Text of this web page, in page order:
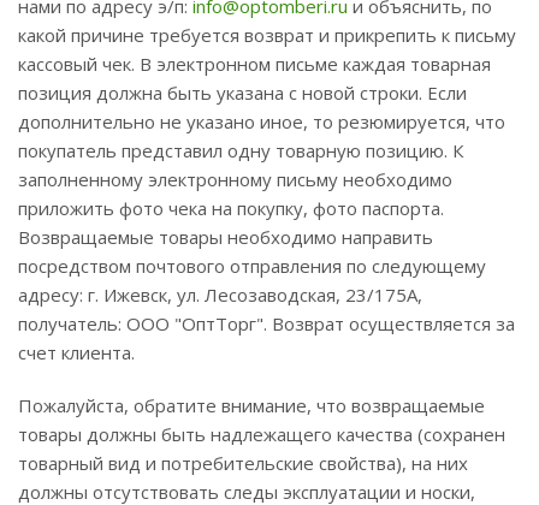
нами по адресу э/п: info@optomberi.ru и объяснить, по
какой причине требуется возврат и прикрепить к письму
кассовый чек. В электронном письме каждая товарная
позиция должна быть указана с новой строки. Если
дополнительно не указано иное, то резюмируется, что
покупатель представил одну товарную позицию. К
заполненному электронному письму необходимо
приложить фото чека на покупку, фото паспорта.
Возвращаемые товары необходимо направить
посредством почтового отправления по следующему
адресу: г. Ижевск, ул. Лесозаводская, 23/175А,
получатель: ООО "ОптТорг". Возврат осуществляется за
счет клиента.
Пожалуйста, обратите внимание, что возвращаемые
товары должны быть надлежащего качества (сохранен
товарный вид и потребительские свойства), на них
должны отсутствовать следы эксплуатации и носки,